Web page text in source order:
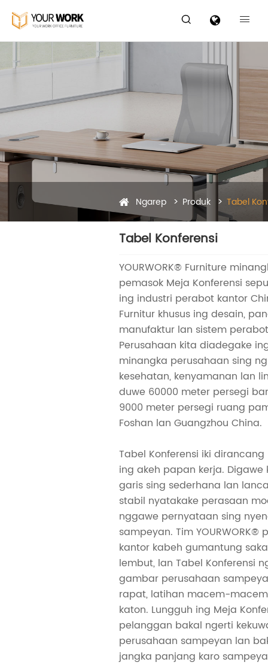
 
Ngarep Produk Tabel
Tabel Konferensi
YOURWORK® Furniture
pemasok Meja Konferensi
ing industri perabot kantor
Furnitur khusus ing desain,
manufaktur lan sistem
Perusahaan kita diadegake
minangka perusahaan sing
kesehatan, kenyamanan lan
duwe 60000 meter persegi
9000 meter persegi ruang
Foshan lan Guangzhou China.
Tabel Konferensi iki
ing akeh papan kerja.
garis sing sederhana lan
stabil nyatakake perasaan
nggawe pernyataan sing
sampeyan. Tim YOURWORK®
kantor kabeh gumantung
lembut, lan Tabel Konferensi
gambar perusahaan
rapat, latihan macem-
katon. Lungguh ing Meja
pelanggan bakal ngerti
perusahaan sampeyan lan
jangka panjang karo